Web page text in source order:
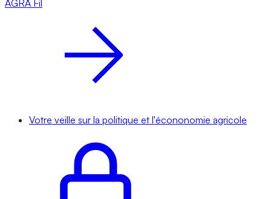
AGRA Fil
Votre veille sur la politique et l'écononomie agricole